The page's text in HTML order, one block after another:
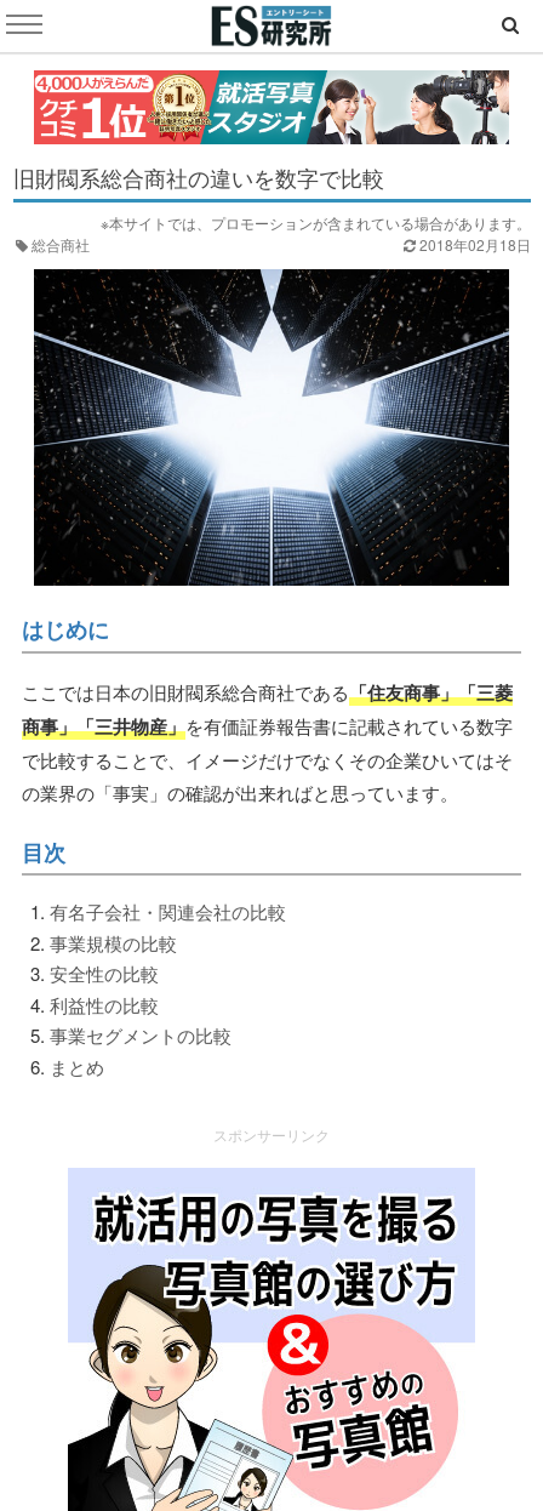
旧財閥系総合商社の違いを数字で比較
※本サイトでは、プロモーションが含まれている場合があります。
総合商社
2018年02月18日
はじめに
ここでは日本の旧財閥系総合商社である「住友商事」「三菱
商事」「三井物産」を有価証券報告書に記載されている数字
で比較することで、イメージだけでなくその企業ひいてはそ
の業界の「事実」の確認が出来ればと思っています。
目次
有名子会社・関連会社の比較
事業規模の比較
安全性の比較
利益性の比較
事業セグメントの比較
まとめ
スポンサーリンク